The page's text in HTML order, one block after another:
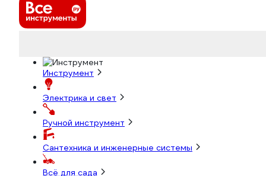
Инструмент
Электрика и свет
Ручной инструмент
Сантехника и инженерные системы
Всё для сада